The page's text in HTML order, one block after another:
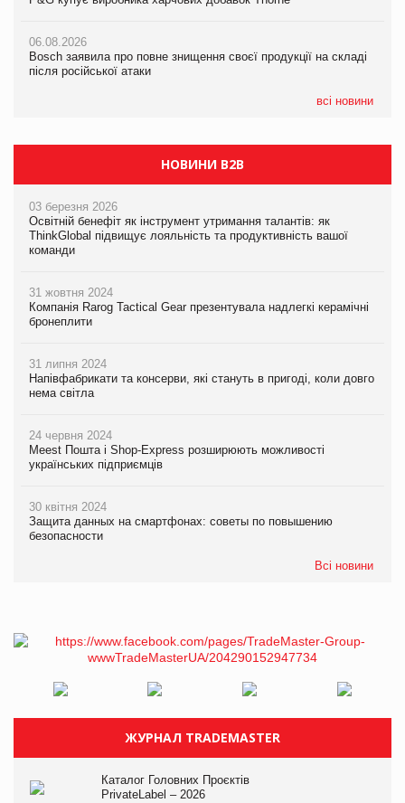
06.08.2026
Bosch заявила про повне знищення своєї продукції на складі
після російської атаки
всі новини
новинки від ТМ ТОКЕРИ
Сергій Лісунов про заморожені хлібобулочні вироби на
06.08.2026
Bosch заявила про повне знищення своєї продукції на складі
після російської атаки
НОВИНИ B2B
03 березня 2026
Освітній бенефіт як інструмент утримання талантів: як
ThinkGlobal підвищує лояльність та продуктивність вашої
команди
31 жовтня 2024
Компанія Rarog Tactical Gear презентувала надлегкі керамічні
бронеплити
31 липня 2024
Напівфабрикати та консерви, які стануть в пригоді, коли довго
нема світла
24 червня 2024
Meest Пошта і Shop-Express розширюють можливості
українських підприємців
30 квітня 2024
Защита данных на смартфонах: советы по повышению
безопасности
Всі новини
ЖУРНАЛ TRADEMASTER
Каталог Головних Проєктів
PrivateLabel – 2026